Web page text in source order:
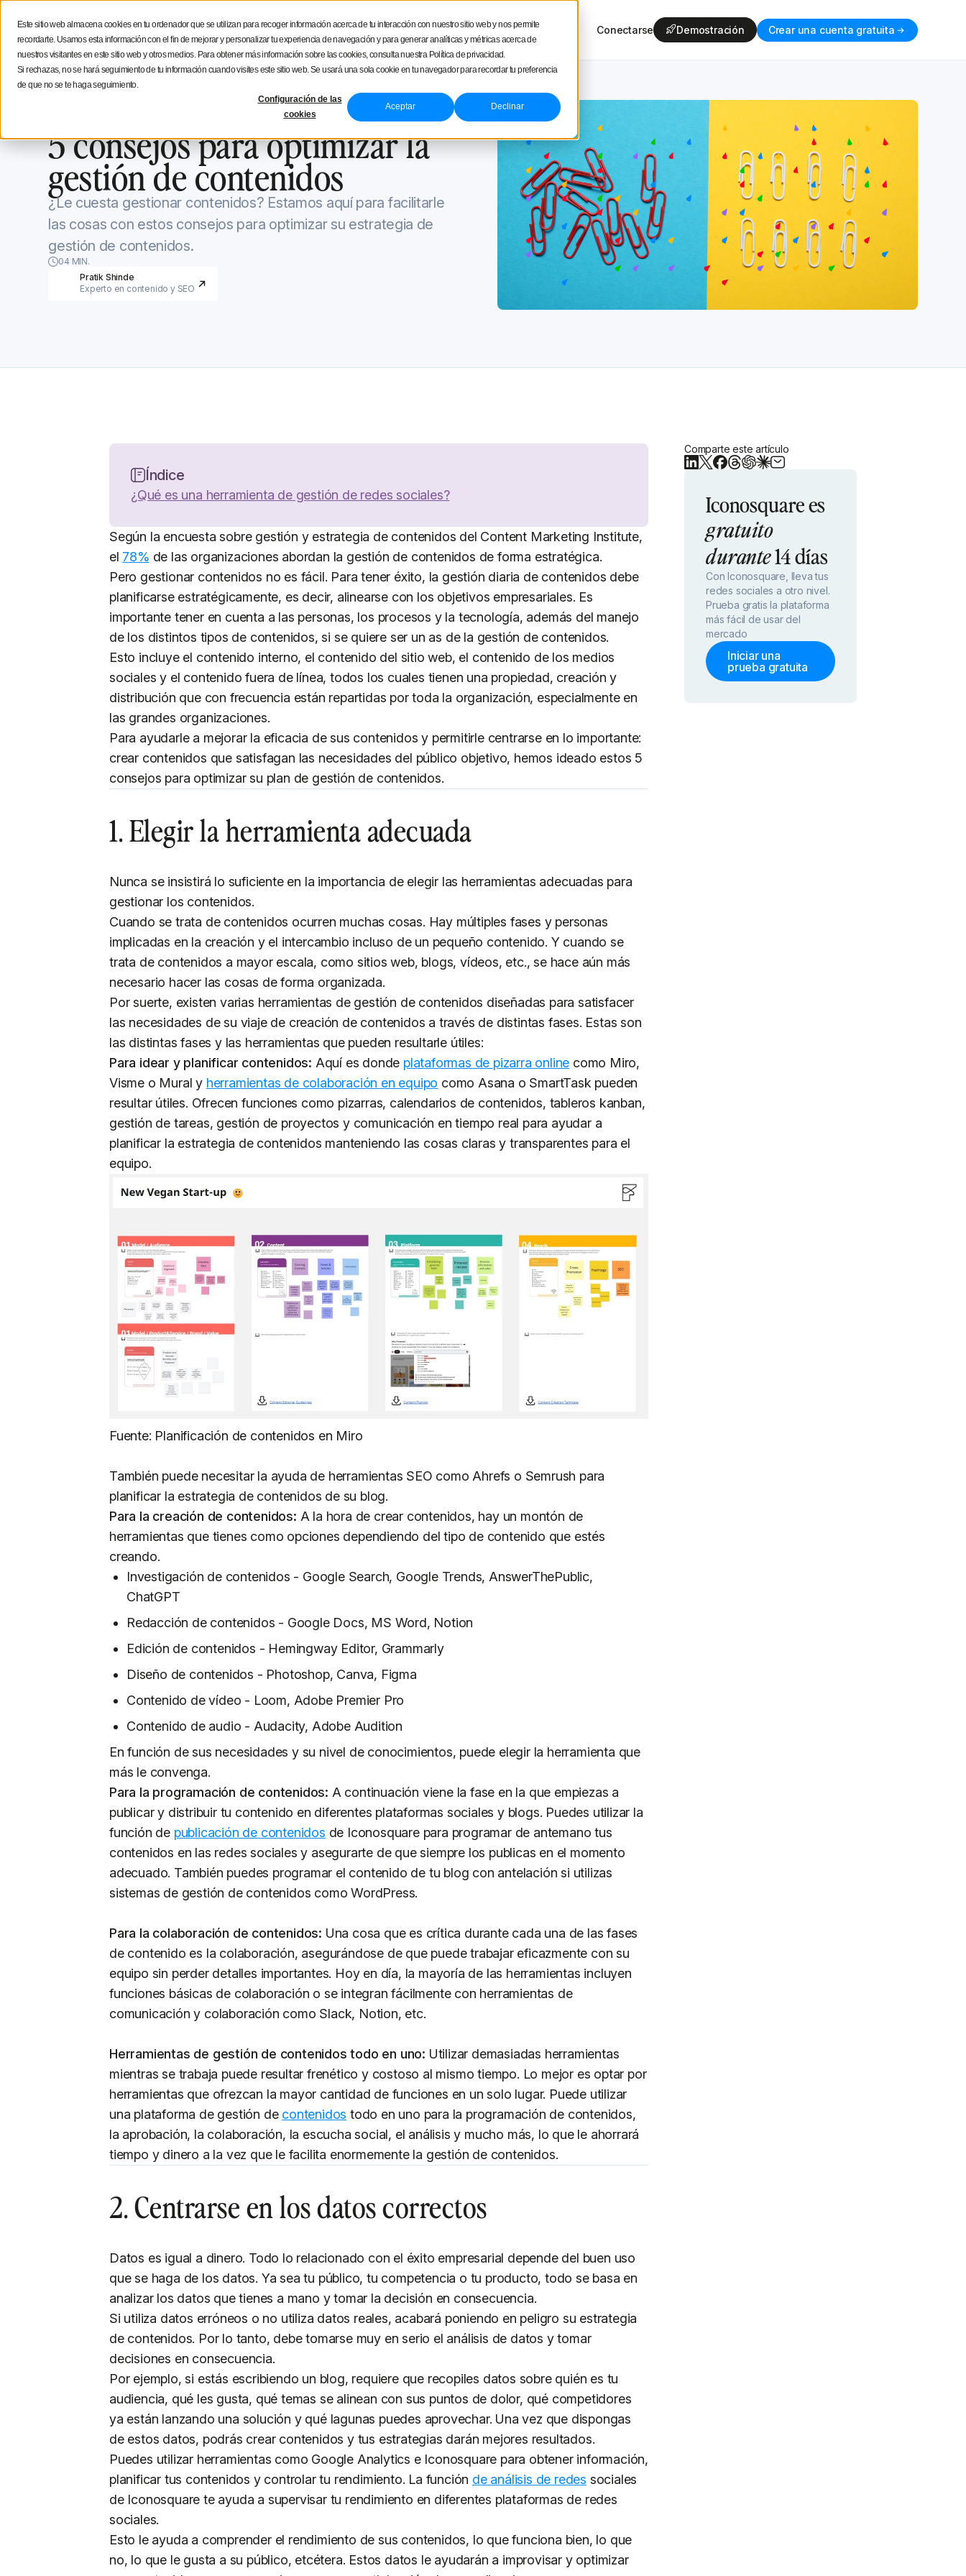
Este sitio web almacena cookies en tu ordenador que se utilizan para recoger información acerca de tu interacción con nuestro sitio web y nos permite
recordarte. Usamos esta información con el fin de mejorar y personalizar tu experiencia de navegación y para generar analíticas y métricas acerca de
nuestros visitantes en este sitio web y otros medios. Para obtener más información sobre las cookies, consulta nuestra Política de privacidad.
Si rechazas, no se hará seguimiento de tu información cuando visites este sitio web. Se usará una sola cookie en tu navegador para recordar tu preferencia
de que no se te haga seguimiento.
Configuración de las
cookies
Aceptar Declinar
Funcionalidades Soluciones Recursos NUEVO Tour del productoPrecios Conectarse Demostración Crear una cuenta gratuita
Estratégia social media Consejos de creación Iconosquare
Proceso y organización
Actualizado elMay 31, 2023
5 consejos para optimizar la
gestión de contenidos
¿Le cuesta gestionar contenidos? Estamos aquí para facilitarle
las cosas con estos consejos para optimizar su estrategia de
gestión de contenidos.
04 MIN.
Pratik Shinde
Experto en contenido y SEO
Índice
¿Qué es una herramienta de gestión de redes sociales?
Según la encuesta sobre gestión y estrategia de contenidos del Content Marketing Institute,
el 78% de las organizaciones abordan la gestión de contenidos de forma estratégica.
Pero gestionar contenidos no es fácil. Para tener éxito, la gestión diaria de contenidos debe
planificarse estratégicamente, es decir, alinearse con los objetivos empresariales. Es
importante tener en cuenta a las personas, los procesos y la tecnología, además del manejo
de los distintos tipos de contenidos, si se quiere ser un as de la gestión de contenidos.
Esto incluye el contenido interno, el contenido del sitio web, el contenido de los medios
sociales y el contenido fuera de línea, todos los cuales tienen una propiedad, creación y
distribución que con frecuencia están repartidas por toda la organización, especialmente en
las grandes organizaciones.
Para ayudarle a mejorar la eficacia de sus contenidos y permitirle centrarse en lo importante:
crear contenidos que satisfagan las necesidades del público objetivo, hemos ideado estos 5
consejos para optimizar su plan de gestión de contenidos.
1. Elegir la herramienta adecuada
Nunca se insistirá lo suficiente en la importancia de elegir las herramientas adecuadas para
gestionar los contenidos.
Cuando se trata de contenidos ocurren muchas cosas. Hay múltiples fases y personas
implicadas en la creación y el intercambio incluso de un pequeño contenido. Y cuando se
trata de contenidos a mayor escala, como sitios web, blogs, vídeos, etc., se hace aún más
necesario hacer las cosas de forma organizada.
Por suerte, existen varias herramientas de gestión de contenidos diseñadas para satisfacer
las necesidades de su viaje de creación de contenidos a través de distintas fases. Estas son
las distintas fases y las herramientas que pueden resultarle útiles:
Para idear y planificar contenidos: Aquí es donde plataformas de pizarra online como Miro,
Visme o Mural y herramientas de colaboración en equipo como Asana o SmartTask pueden
resultar útiles. Ofrecen funciones como pizarras, calendarios de contenidos, tableros kanban,
gestión de tareas, gestión de proyectos y comunicación en tiempo real para ayudar a
planificar la estrategia de contenidos manteniendo las cosas claras y transparentes para el
equipo.
Fuente: Planificación de contenidos en Miro
También puede necesitar la ayuda de herramientas SEO como Ahrefs o Semrush para
planificar la estrategia de contenidos de su blog.
Para la creación de contenidos: A la hora de crear contenidos, hay un montón de
herramientas que tienes como opciones dependiendo del tipo de contenido que estés
creando.
Investigación de contenidos - Google Search, Google Trends, AnswerThePublic,
ChatGPT
Redacción de contenidos - Google Docs, MS Word, Notion
Edición de contenidos - Hemingway Editor, Grammarly
Diseño de contenidos - Photoshop, Canva, Figma
Contenido de vídeo - Loom, Adobe Premier Pro
Contenido de audio - Audacity, Adobe Audition
En función de sus necesidades y su nivel de conocimientos, puede elegir la herramienta que
más le convenga.
Para la programación de contenidos: A continuación viene la fase en la que empiezas a
publicar y distribuir tu contenido en diferentes plataformas sociales y blogs. Puedes utilizar la
función de publicación de contenidos de Iconosquare para programar de antemano tus
contenidos en las redes sociales y asegurarte de que siempre los publicas en el momento
adecuado. También puedes programar el contenido de tu blog con antelación si utilizas
sistemas de gestión de contenidos como WordPress.
Para la colaboración de contenidos: Una cosa que es crítica durante cada una de las fases
de contenido es la colaboración, asegurándose de que puede trabajar eficazmente con su
equipo sin perder detalles importantes. Hoy en día, la mayoría de las herramientas incluyen
funciones básicas de colaboración o se integran fácilmente con herramientas de
comunicación y colaboración como Slack, Notion, etc.
Herramientas de gestión de contenidos todo en uno: Utilizar demasiadas herramientas
mientras se trabaja puede resultar frenético y costoso al mismo tiempo. Lo mejor es optar por
herramientas que ofrezcan la mayor cantidad de funciones en un solo lugar. Puede utilizar
una plataforma de gestión de contenidos todo en uno para la programación de contenidos,
la aprobación, la colaboración, la escucha social, el análisis y mucho más, lo que le ahorrará
tiempo y dinero a la vez que le facilita enormemente la gestión de contenidos.
2. Centrarse en los datos correctos
Datos es igual a dinero. Todo lo relacionado con el éxito empresarial depende del buen uso
que se haga de los datos. Ya sea tu público, tu competencia o tu producto, todo se basa en
analizar los datos que tienes a mano y tomar la decisión en consecuencia.
Si utiliza datos erróneos o no utiliza datos reales, acabará poniendo en peligro su estrategia
de contenidos. Por lo tanto, debe tomarse muy en serio el análisis de datos y tomar
decisiones en consecuencia.
Por ejemplo, si estás escribiendo un blog, requiere que recopiles datos sobre quién es tu
audiencia, qué les gusta, qué temas se alinean con sus puntos de dolor, qué competidores
ya están lanzando una solución y qué lagunas puedes aprovechar. Una vez que dispongas
de estos datos, podrás crear contenidos y tus estrategias darán mejores resultados.
Puedes utilizar herramientas como Google Analytics e Iconosquare para obtener información,
planificar tus contenidos y controlar tu rendimiento. La función de análisis de redes sociales
de Iconosquare te ayuda a supervisar tu rendimiento en diferentes plataformas de redes
sociales.
Esto le ayuda a comprender el rendimiento de sus contenidos, lo que funciona bien, lo que
no, lo que le gusta a su público, etcétera. Estos datos le ayudarán a improvisar y optimizar
Comparte este artículo
Iconosquare es
gratuito
durante14 días
Con Iconosquare, lleva tus
redes sociales a otro nivel.
Prueba gratis la plataforma
más fácil de usar del
mercado
Iniciar una
prueba gratuita